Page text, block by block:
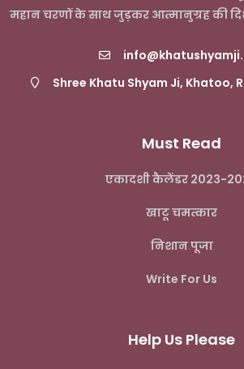
महान चरणों के साथ जुड़कर आत्मानुग्रह की
Shree Khatu Shyam Ji, Khatoo,
Must Read
एकादशी कैलेंडर 2023-
खाटू चमत्कार
निशान पूजा
Write For Us
Help Us Please